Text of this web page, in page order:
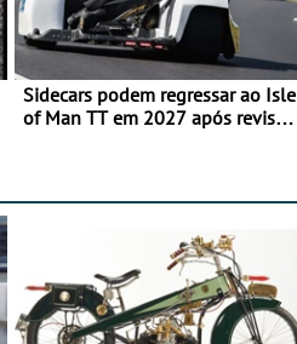
Sidecars podem regressar ao Isle
of Man TT em 2027 após revisão